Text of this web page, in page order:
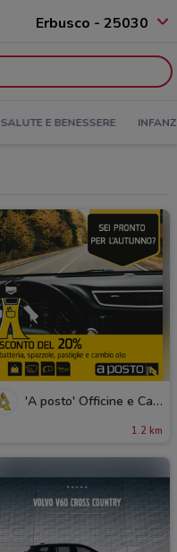
Erbusco - 25030
SALUTE E BENESSERE
'A posto' Officine e Carrozzerie
1.2 km